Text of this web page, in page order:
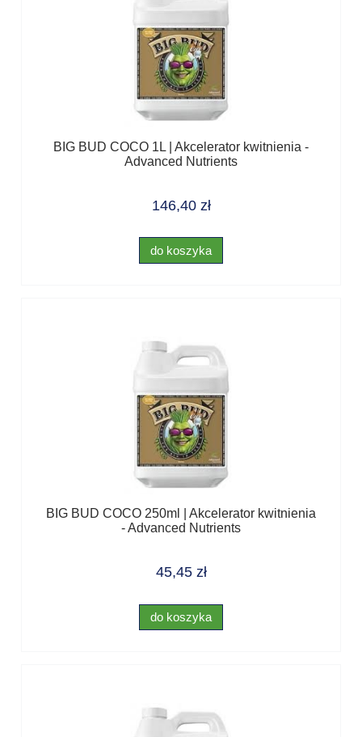
BIG BUD COCO 1L | Akcelerator kwitnienia -
Advanced Nutrients
146,40 zł
do koszyka
BIG BUD COCO 250ml | Akcelerator kwitnienia
- Advanced Nutrients
45,45 zł
do koszyka